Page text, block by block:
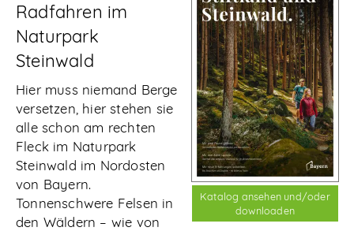
Katalog ansehen und/oder
downloaden
Radfahren im
Naturpark
Steinwald
Hier muss niemand Berge
versetzen, hier stehen sie
alle schon am rechten
Fleck im Naturpark
Steinwald im Nordosten
von Bayern.
Tonnenschwere Felsen in
den Wäldern – wie von